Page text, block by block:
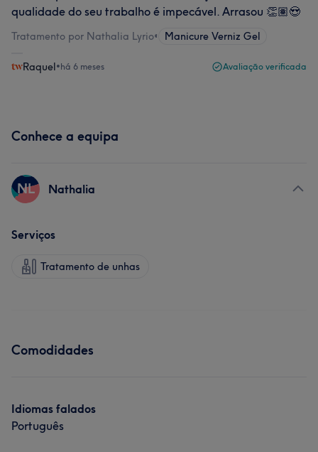
qualidade do seu trabalho é impecável. Arrasou 👏🏽😍
Tratamento por Nathalia Lyrio• Manicure Verniz Gel
Raquel•há 6 meses Avaliação verificada
Conhece a equipa
NL Nathalia
Serviços
Tratamento de unhas
Comodidades
Idiomas falados
Português